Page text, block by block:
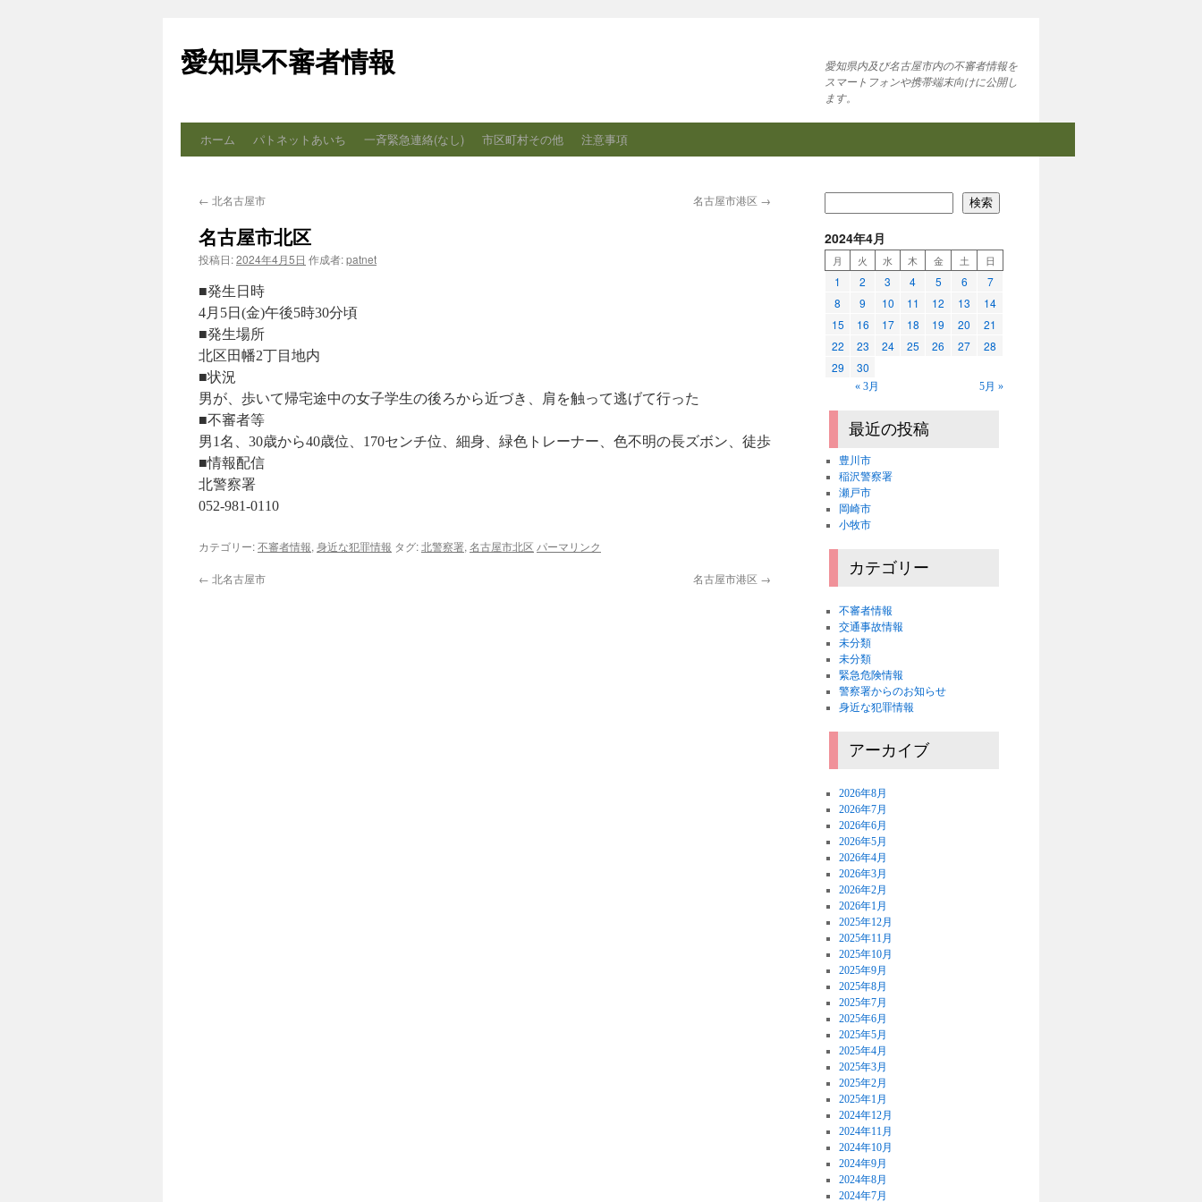
テ
ン
ス
ッ
愛知県不審者情報
愛知県内及び名古屋市内の不審者情報を
スマートフォンや携帯端末向けに公開し
ます。
ホーム パトネットあいち 一斉緊急連絡(なし) 市区町村その他 注意事項
← 北名古屋市 名古屋市港区 →
名古屋市北区
投稿日:2024年4月5日 作成者:patnet
■発生日時
4月5日(金)午後5時30分頃
■発生場所
北区田幡2丁目地内
■状況
男が、歩いて帰宅途中の女子学生の後ろから近づき、肩を触って逃げて行った
■不審者等
男1名、30歳から40歳位、170センチ位、細身、緑色トレーナー、色不明の長ズボン、徒歩
■情報配信
北警察署
052-981-0110
カテゴリー:不審者情報, 身近な犯罪情報 タグ:北警察署, 名古屋市北区 パーマリンク
← 北名古屋市 名古屋市港区 →
検索
2024年4月
月 火 水 木 金 土 日
1 2 3 4 5 6
7
8
9 10 11 12 13
14
15
16 17 18 19 20
21
22
23 24 25 26 27
28
29
30
« 3月 5月 »
最近の投稿
豊川市
稲沢警察署
瀬戸市
岡崎市
小牧市
カテゴリー
不審者情報
交通事故情報
未分類
未分類
緊急危険情報
警察署からのお知らせ
身近な犯罪情報
アーカイブ
2026年8月
2026年7月
2026年6月
2026年5月
2026年4月
2026年3月
2026年2月
2026年1月
2025年12月
2025年11月
2025年10月
2025年9月
2025年8月
2025年7月
2025年6月
2025年5月
2025年4月
2025年3月
2025年2月
2025年1月
2024年12月
2024年11月
2024年10月
2024年9月
2024年8月
2024年7月